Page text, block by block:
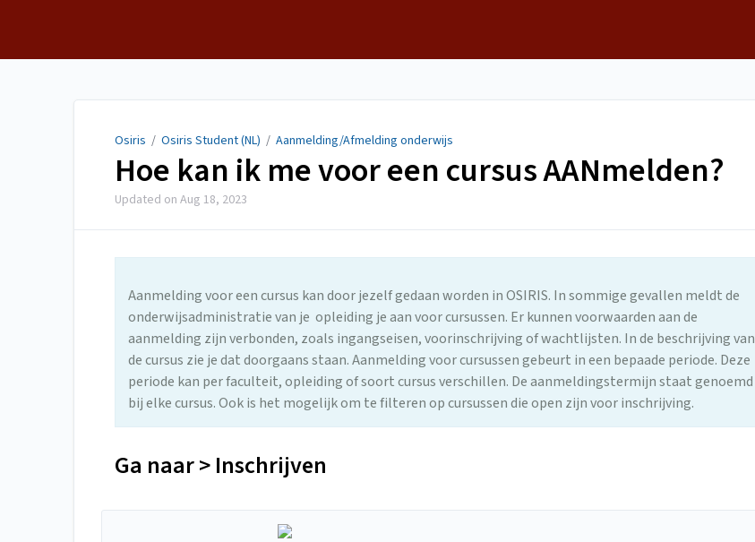
Osiris / Osiris Student (NL) / Aanmelding/Afmelding onderwijs
Hoe kan ik me voor een cursus AANmelden?
Updated on Aug 18, 2023
Aanmelding voor een cursus kan door jezelf gedaan worden in OSIRIS. In sommige gevallen meldt de
onderwijsadministratie van je opleiding je aan voor cursussen. Er kunnen voorwaarden aan de
aanmelding zijn verbonden, zoals ingangseisen, voorinschrijving of wachtlijsten. In de beschrijving van
de cursus zie je dat doorgaans staan. Aanmelding voor cursussen gebeurt in een bepaade periode. Deze
periode kan per faculteit, opleiding of soort cursus verschillen. De aanmeldingstermijn staat genoemd
bij elke cursus. Ook is het mogelijk om te filteren op cursussen die open zijn voor inschrijving.
Ga naar > Inschrijven